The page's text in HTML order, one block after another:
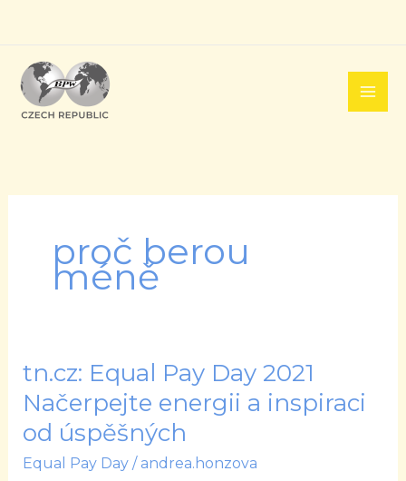
obsah
proč berou
méně
tn.cz: Equal Pay Day 2021
Načerpejte energii a inspiraci
od úspěšných
Equal Pay Day/ andrea.honzova
tn.cz:
Equal
Day
2021